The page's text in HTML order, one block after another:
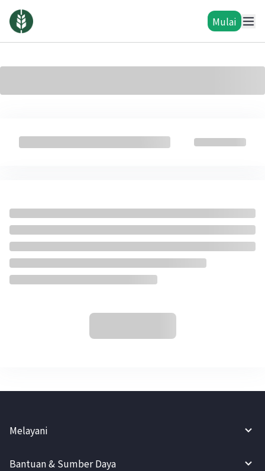
Mulai
Melayani
Bantuan & Sumber Daya